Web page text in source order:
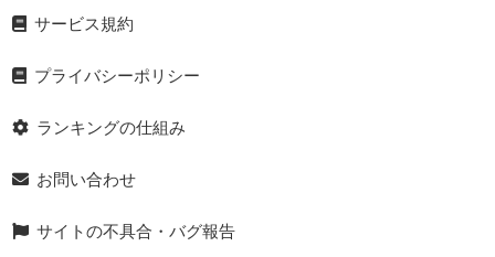
サービス規約
プライバシーポリシー
ランキングの仕組み
お問い合わせ
サイトの不具合・バグ報告